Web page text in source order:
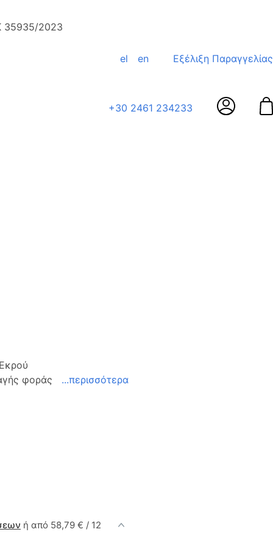
35935/2023
el en Εξέλιξη Παραγγελίας
+30 2461 234233
φοράς ...περισσότερα
ή από 58,79 € / 12